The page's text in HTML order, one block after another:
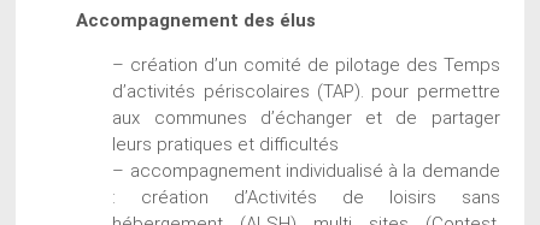
Accompagnement des élus
– création d’un comité de pilotage des Temps
d’activités périscolaires (TAP). pour permettre
aux communes d’échanger et de partager
leurs pratiques et difficultés
– accompagnement individualisé à la demande
: création d’Activités de loisirs sans